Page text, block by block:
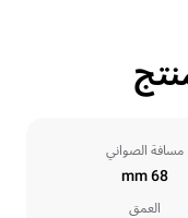
مسافة الصواني
68 mm
العمق